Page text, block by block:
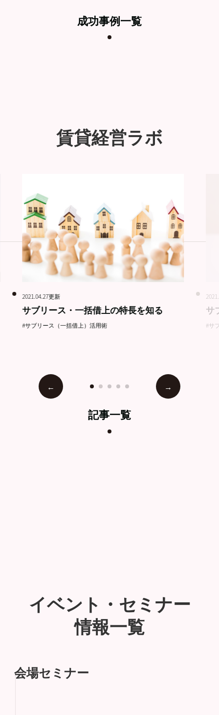
成功事例一覧
賃貸経営ラボ
2021.04.27更新
サブリース・一括借上の特長を知る
#サブリース（一括借上）活用術
サ
#サ
記事一覧
イベント・セミナー
情報一覧
会場セミナー